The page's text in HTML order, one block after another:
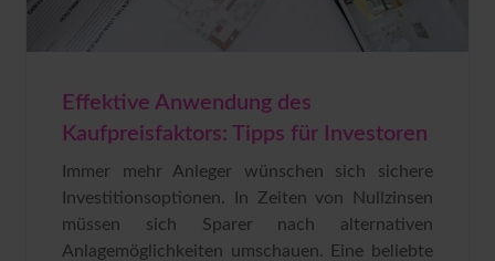
Effektive Anwendung des
Kaufpreisfaktors: Tipps für Investoren
Immer mehr Anleger wünschen sich sichere
Investitionsoptionen. In Zeiten von Nullzinsen
müssen sich Sparer nach alternativen
Anlagemöglichkeiten umschauen. Eine beliebte